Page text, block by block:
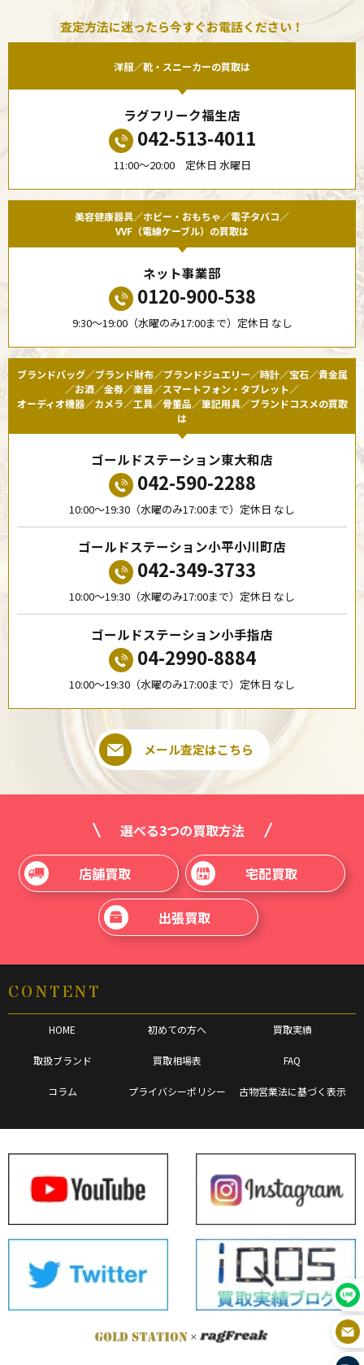
査定方法に迷ったら今すぐお電話ください！
洋服／靴・スニーカーの買取は
ラグフリーク福生店
042-513-4011
11:00〜20:00 定休日 水曜日
美容健康器具／ホビー・おもちゃ／電子タバコ／
VVF（電線ケーブル）の買取は
ネット事業部
0120-900-538
9:30〜19:00（水曜のみ17:00まで）定休日 なし
ブランドバッグ／ブランド財布／ブランドジュエリー／時計／宝石／貴金属
／お酒／金券／楽器／スマートフォン・タブレット／
オーディオ機器／カメラ／工具／骨董品／筆記用具／ブランドコスメの買取
は
ゴールドステーション東大和店
042-590-2288
10:00〜19:30（水曜のみ17:00まで）定休日 なし
ゴールドステーション小平小川町店
042-349-3733
10:00〜19:30（水曜のみ17:00まで）定休日 なし
ゴールドステーション小手指店
04-2990-8884
10:00〜19:30（水曜のみ17:00まで）定休日 なし
メール査定はこちら
選べる3つの買取方法
店舗買取 宅配買取
出張買取
CONTENT
HOME 初めての方へ 買取実績
取扱ブランド 買取相場表 FAQ
コラム プライバシーポリシー 古物営業法に基づく表示